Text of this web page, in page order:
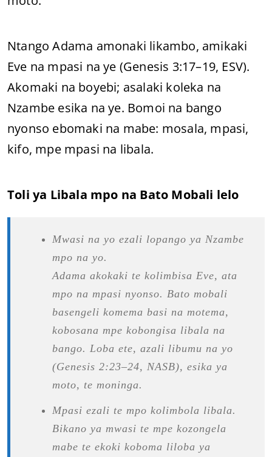
Ntango Adama amonaki likambo, amikaki
Eve na mpasi na ye (Genesis 3:17–19, ESV).
Akomaki na boyebi; asalaki koleka na
Nzambe esika na ye. Bomoi na bango
nyonso ebomaki na mabe: mosala, mpasi,
kifo, mpe mpasi na libala.
Toli ya Libala mpo na Bato Mobali lelo
Mwasi na yo ezali lopango ya Nzambe
mpo na yo.
Adama akokaki te kolimbisa Eve, ata
mpo na mpasi nyonso. Bato mobali
basengeli komema basi na motema,
kobosana mpe kobongisa libala na
bango. Loba ete, azali libumu na yo
(Genesis 2:23–24, NASB), esika ya
moto, te moninga.
Mpasi ezali te mpo kolimbola libala.
Bikano ya mwasi te mpe kozongela
mabe te ekoki koboma liloba ya